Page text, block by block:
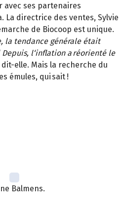
avec ses partenaires
La directrice des ventes, Sylvie
de Biocoop est unique.
la tendance générale était
Depuis, l‘inflation a réorienté le
dit-elle. Mais la recherche du
émules, qui sait !
Balmens.